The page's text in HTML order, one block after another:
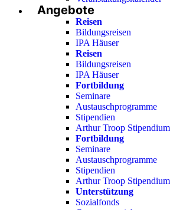
Angebote
Reisen
Bildungsreisen
IPA Häuser
Reisen
Bildungsreisen
IPA Häuser
Fortbildung
Seminare
Austauschprogramme
Stipendien
Arthur Troop Stipendium
Fortbildung
Seminare
Austauschprogramme
Stipendien
Arthur Troop Stipendium
Unterstützung
Sozialfonds